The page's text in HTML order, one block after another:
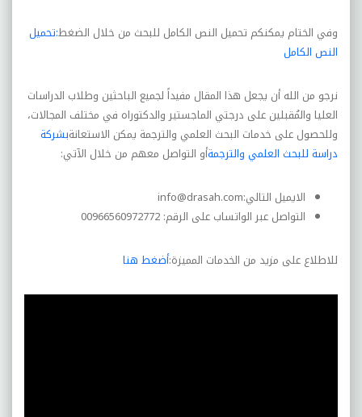
وفي الختام يمكنكم تحميل النص الكامل للبحث من خلال الضغط:تحميل
النص الكامل
نرجو من الله أن يجعل هذا المقال مفيداً لجميع الباحثين وطلاب الدراسات
العليا والمُقبلين على درجتي الماجستير والدكتوراه في مختلف المجالات،
وللحصول على خدمات البحث العلمي والترجمة يمكن الاستعانةبشركة
دراسة للبحث العلمي والترجمةأو التواصل معهم من خلال الآتي:
الايميل التالي:info@drasah.com
التواصل عبر الواتساب على الرقم: 00966560972772
للاطلاع على مزيد من الخدمات المميزة:أضغط هنا